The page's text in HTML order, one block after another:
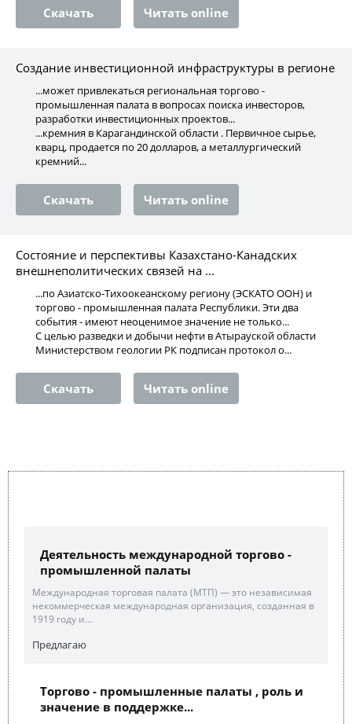
Скачать Читать online
Создание инвестиционной инфраструктуры в регионе
...может привлекаться региональная торгово -
промышленная палата в вопросах поиска инвесторов,
разработки инвестиционных проектов...
...кремния в Карагандинской области . Первичное сырье,
кварц, продается по 20 долларов, а металлургический
кремний...
Скачать Читать online
Состояние и перспективы Казахстано-Канадских
внешнеполитических связей на ...
...по Азиатско-Тихоокеанскому региону (ЭСКАТО ООН) и
торгово - промышленная палата Республики. Эти два
события - имеют неоценимое значение не только...
С целью разведки и добычи нефти в Атырауской области
Министерством геологии РК подписан протокол о...
Скачать Читать online
Деятельность международной торгово -
промышленной палаты
Международная торговая палата (МТП) — это независимая
некоммерческая международная организация, созданная в
1919 году и...
Предлагаю
Торгово - промышленные палаты , роль и
значение в поддержке...